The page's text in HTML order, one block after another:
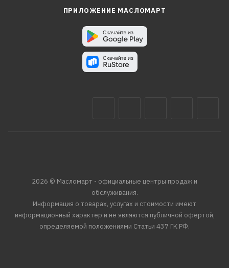
ПРИЛОЖЕНИЕ МАСЛОМАРТ
2026 © Масломарт - официальные центры продаж и
обслуживания.
Информация о товарах, услугах и стоимости имеют
информационный характер и не являются публичной офертой,
определяемой положениями Статьи 437 ГК РФ.